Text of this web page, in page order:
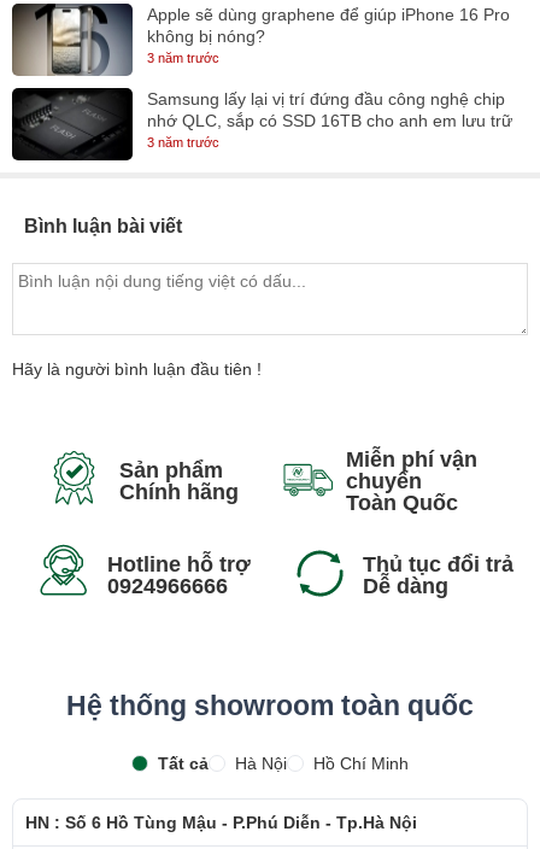
Apple sẽ dùng graphene để giúp iPhone 16 Pro
không bị nóng?
3 năm trước
Samsung lấy lại vị trí đứng đầu công nghệ chip
nhớ QLC, sắp có SSD 16TB cho anh em lưu trữ
3 năm trước
Bình luận bài viết
Hãy là người bình luận đầu tiên !
Sản phẩm
Chính hãng
Miễn phí vận
chuyển
Toàn Quốc
Hotline hỗ trợ
0924966666
Thủ tục đổi trả
Dễ dàng
Hệ thống showroom toàn quốc
Tất cả Hà Nội Hồ Chí Minh
HN : Số 6 Hồ Tùng Mậu - P.Phú Diễn - Tp.Hà Nội